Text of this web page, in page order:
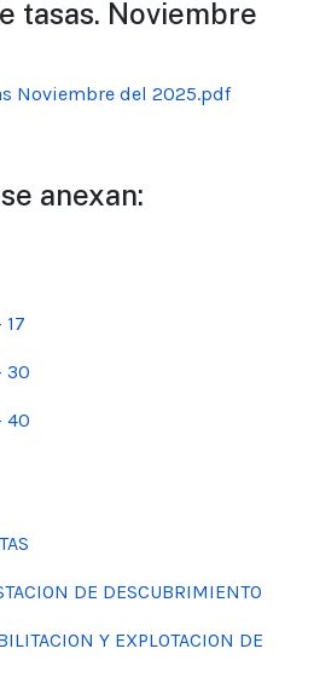
tasas. Noviembre
Noviembre del 2025.pdf
anexan:
17
30
40
DE DESCUBRIMIENTO
Y EXPLOTACION DE